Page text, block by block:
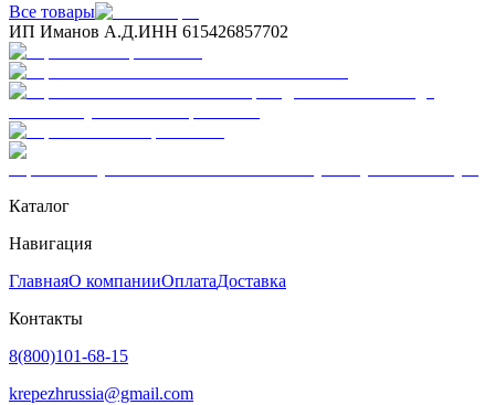
Все товары
ИП Иманов А.Д.ИНН 615426857702
Каталог
Навигация
ГлавнаяО компанииОплатаДоставка
Контакты
8(800)101-68-15
krepezhrussia@gmail.com